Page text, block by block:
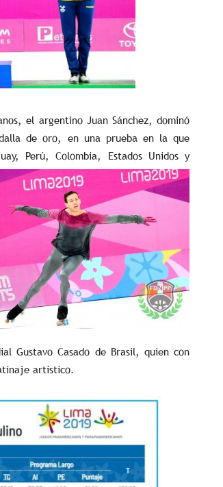
el argentino Juan Sánchez, dominó
de oro, en una prueba en la que
Perú,
Colombia, Estados Unidos y
Gustavo Casado de Brasil, quien con
artístico.